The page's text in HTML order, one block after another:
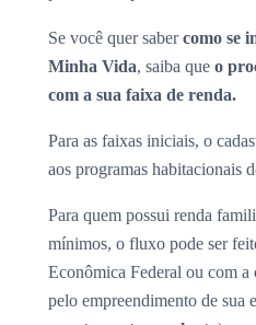
Se você quer sabercomo se
Minha Vida, saiba que o
com a sua faixa de renda.
Para as faixas iniciais, o
aos programas habitacionais
Para quem possui renda
mínimos, o fluxo pode ser
Econômica Federal ou com a
pelo empreendimento de sua